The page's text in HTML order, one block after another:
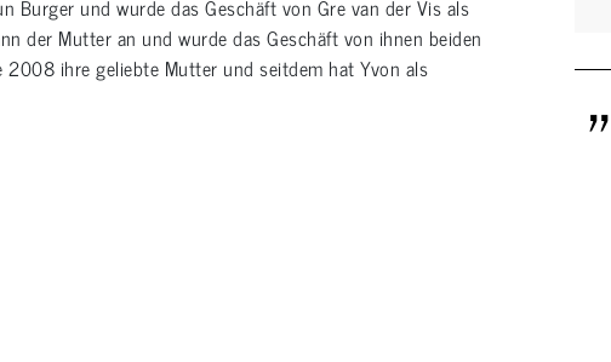
Burger und wurde das Geschäft von Gre van der Vis als
der Mutter an und wurde das Geschäft von ihnen beiden
ihre geliebte Mutter und seitdem hat Yvon als